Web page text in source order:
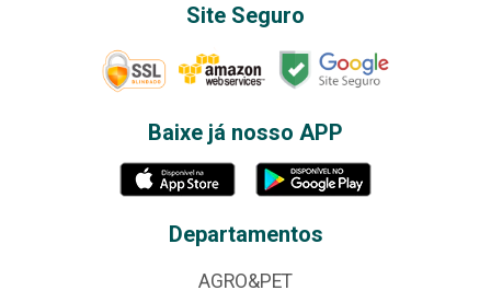
Site Seguro
Baixe já nosso APP
Departamentos
AGRO&PET